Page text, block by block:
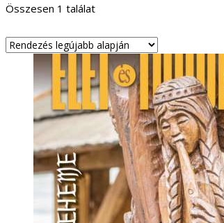
Összesen 1 találat